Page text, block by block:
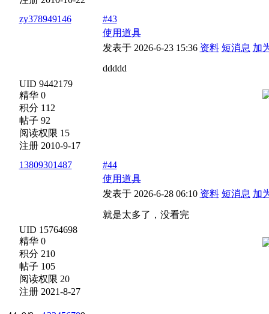
zy378949146
UID 9442179
精华 0
积分 112
帖子 92
阅读权限 15
注册 2010-9-17
#43
使用道具
发表于 2026-6-23 15:36 资料 短消息 加
ddddd
13809301487
UID 15764698
精华 0
积分 210
帖子 105
阅读权限 20
注册 2021-8-27
#44
使用道具
发表于 2026-6-28 06:10 资料 短消息 加
就是太多了，没看完